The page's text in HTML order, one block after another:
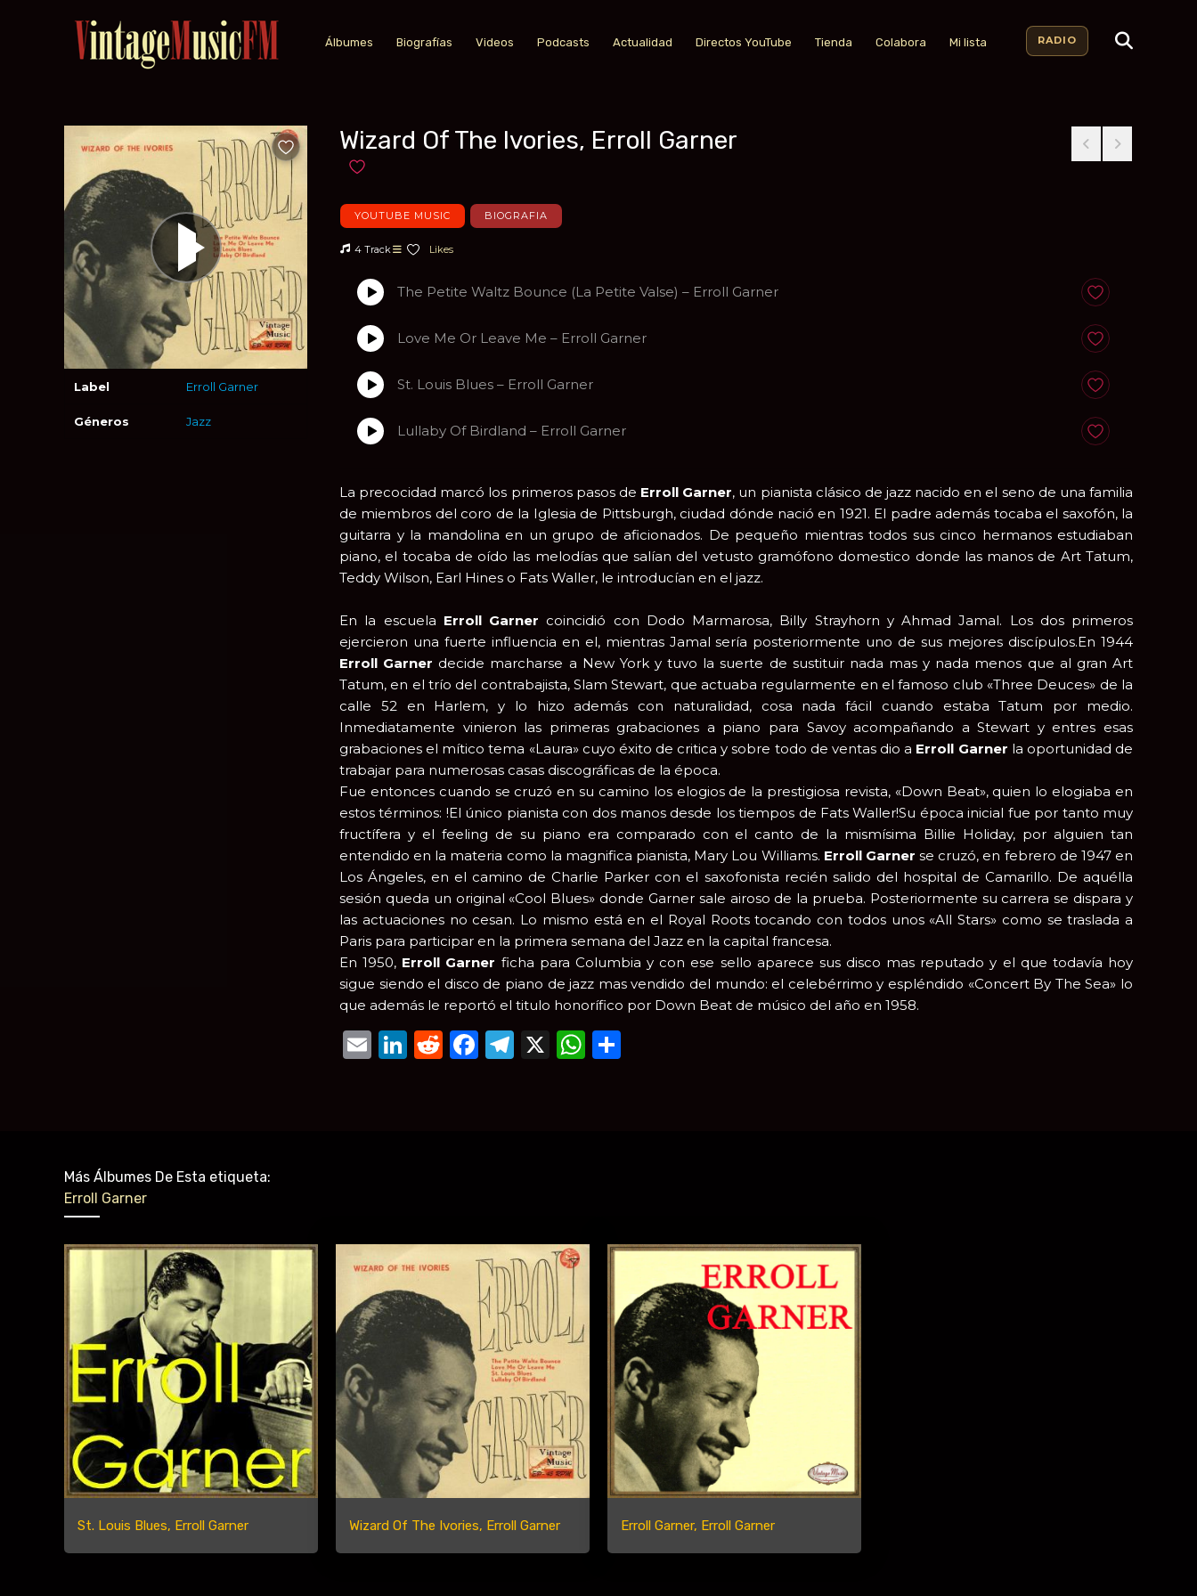
Álbumes Biografías Videos Podcasts Actualidad Directos YouTube Tienda Colabora Mi lista RADIO
Añadir a favoritos
Label Erroll Garner
Géneros Jazz
Wizard Of The Ivories, Erroll Garner
Añadir a favoritos
YOUTUBE MUSIC BIOGRAFIA
4 Track Likes
The Petite Waltz Bounce (La Petite Valse) – Erroll Garner Anadir a favoritos
Love Me Or Leave Me – Erroll Garner Anadir a favoritos
St. Louis Blues – Erroll Garner Anadir a favoritos
Lullaby Of Birdland – Erroll Garner Anadir a favoritos
La precocidad marcó los primeros pasos de Erroll Garner, un pianista clásico de jazz nacido en el seno de una familia
de miembros del coro de la Iglesia de Pittsburgh, ciudad dónde nació en 1921. El padre además tocaba el saxofón, la
guitarra y la mandolina en un grupo de aficionados. De pequeño mientras todos sus cinco hermanos estudiaban
piano, el tocaba de oído las melodías que salían del vetusto gramófono domestico donde las manos de Art Tatum,
Teddy Wilson, Earl Hines o Fats Waller, le introducían en el jazz.
En la escuela Erroll Garner coincidió con Dodo Marmarosa, Billy Strayhorn y Ahmad Jamal. Los dos primeros
ejercieron una fuerte influencia en el, mientras Jamal sería posteriormente uno de sus mejores discípulos.En 1944
Erroll Garner decide marcharse a New York y tuvo la suerte de sustituir nada mas y nada menos que al gran Art
Tatum, en el trío del contrabajista, Slam Stewart, que actuaba regularmente en el famoso club «Three Deuces» de la
calle 52 en Harlem, y lo hizo además con naturalidad, cosa nada fácil cuando estaba Tatum por medio.
Inmediatamente vinieron las primeras grabaciones a piano para Savoy acompañando a Stewart y entres esas
grabaciones el mítico tema «Laura» cuyo éxito de critica y sobre todo de ventas dio a Erroll Garner la oportunidad de
trabajar para numerosas casas discográficas de la época.
Fue entonces cuando se cruzó en su camino los elogios de la prestigiosa revista, «Down Beat», quien lo elogiaba en
estos términos: !El único pianista con dos manos desde los tiempos de Fats Waller!Su época inicial fue por tanto muy
fructífera y el feeling de su piano era comparado con el canto de la mismísima Billie Holiday, por alguien tan
entendido en la materia como la magnifica pianista, Mary Lou Williams. Erroll Garnerse cruzó, en febrero de 1947 en
Los Ángeles, en el camino de Charlie Parker con el saxofonista recién salido del hospital de Camarillo. De aquélla
sesión queda un original «Cool Blues» donde Garner sale airoso de la prueba. Posteriormente su carrera se dispara y
las actuaciones no cesan. Lo mismo está en el Royal Roots tocando con todos unos «All Stars» como se traslada a
Paris para participar en la primera semana del Jazz en la capital francesa.
En 1950, Erroll Garner ficha para Columbia y con ese sello aparece sus disco mas reputado y el que todavía hoy
sigue siendo el disco de piano de jazz mas vendido del mundo: el celebérrimo y espléndido «Concert By The Sea» lo
que además le reportó el titulo honorífico por Down Beat de músico del año en 1958.
EmailLinkedIn
Reddit
Facebook
Telegram
X WhatsApp
Más Álbumes De Esta etiqueta:
Erroll Garner
St. Louis Blues, Erroll Garner Wizard Of The Ivories, Erroll Garner Erroll Garner, Erroll Garner